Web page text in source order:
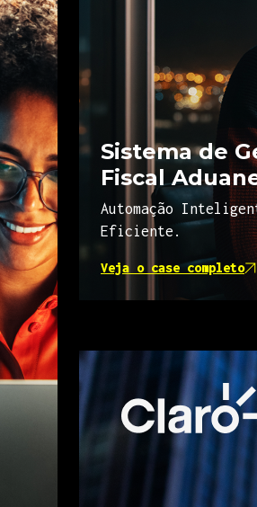
Sistema de
Fiscal
Automação
Eficiente.
Veja o case completo